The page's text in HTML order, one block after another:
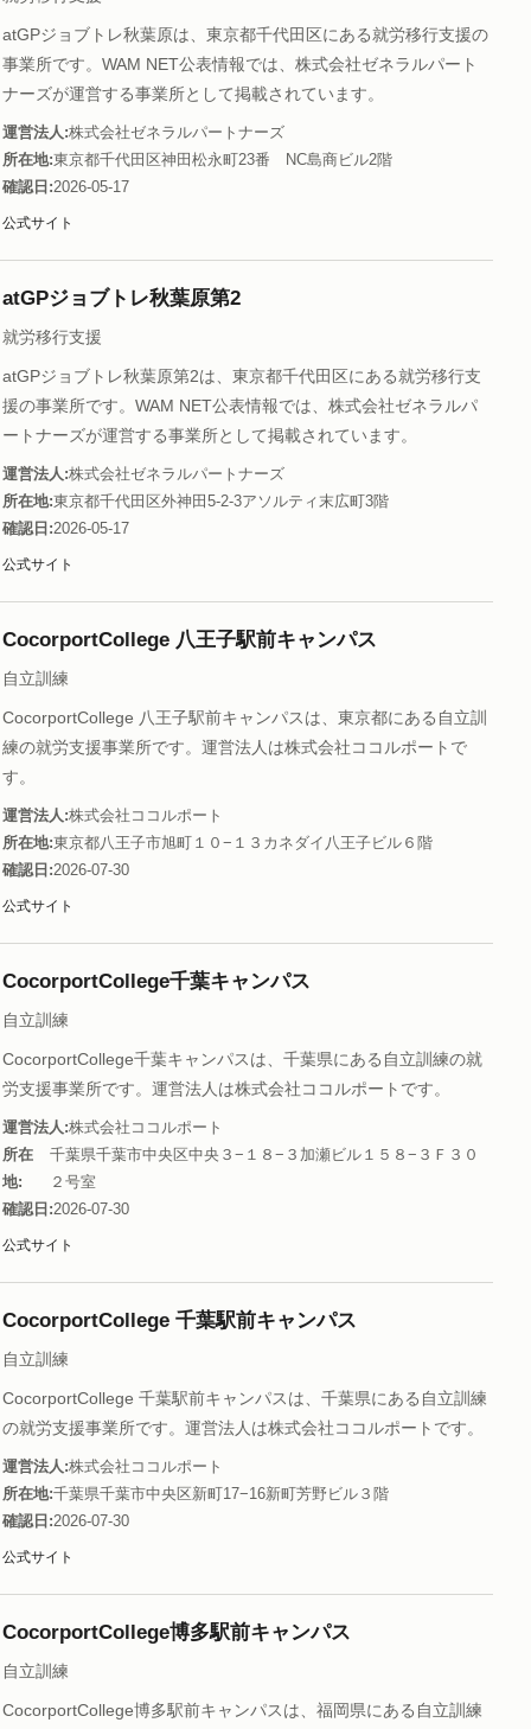
atGPジョブトレ秋葉原は、東京都千代田区にある就労移行支援の
事業所です。WAM NET公表情報では、株式会社ゼネラルパート
ナーズが運営する事業所として掲載されています。
運営法人 株式会社ゼネラルパートナーズ
所在地 東京都千代田区神田松永町23番 NC島商ビル2階
確認日 2026-05-17
公式サイト
atGPジョブトレ秋葉原第2
就労移行支援
atGPジョブトレ秋葉原第2は、東京都千代田区にある就労移行支
援の事業所です。WAM NET公表情報では、株式会社ゼネラルパ
ートナーズが運営する事業所として掲載されています。
運営法人 株式会社ゼネラルパートナーズ
所在地 東京都千代田区外神田5‐2‐3アソルティ末広町3階
確認日 2026-05-17
公式サイト
CocorportCollege 八王子駅前キャンパス
自立訓練
CocorportCollege 八王子駅前キャンパスは、東京都にある自立訓
練の就労支援事業所です。運営法人は株式会社ココルポートで
す。
運営法人 株式会社ココルポート
所在地 東京都八王子市旭町１０−１３カネダイ八王子ビル６階
確認日 2026-07-30
公式サイト
CocorportCollege千葉キャンパス
自立訓練
CocorportCollege千葉キャンパスは、千葉県にある自立訓練の就
労支援事業所です。運営法人は株式会社ココルポートです。
運営法人 株式会社ココルポート
所在
地
千葉県千葉市中央区中央３−１８−３加瀬ビル１５８−３Ｆ３０
２号室
確認日 2026-07-30
公式サイト
CocorportCollege 千葉駅前キャンパス
自立訓練
CocorportCollege 千葉駅前キャンパスは、千葉県にある自立訓練
の就労支援事業所です。運営法人は株式会社ココルポートです。
運営法人 株式会社ココルポート
所在地 千葉県千葉市中央区新町17−16新町芳野ビル３階
確認日 2026-07-30
公式サイト
CocorportCollege博多駅前キャンパス
自立訓練
CocorportCollege博多駅前キャンパスは、福岡県にある自立訓練